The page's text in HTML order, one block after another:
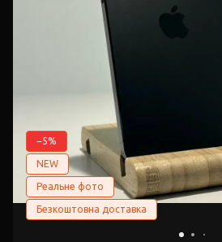
−5%
NEW
Реальне фото
Безкоштовна доставка